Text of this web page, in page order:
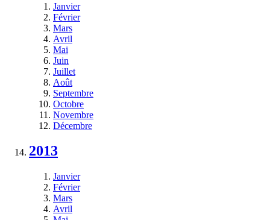
Janvier
Février
Mars
Avril
Mai
Juin
Juillet
Août
Septembre
Octobre
Novembre
Décembre
2013
Janvier
Février
Mars
Avril